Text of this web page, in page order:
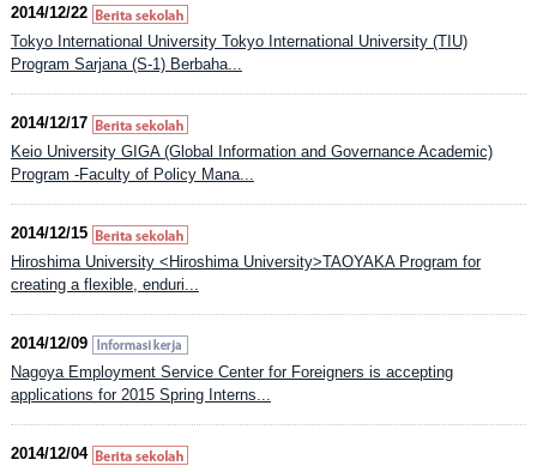
2014/12/22
Tokyo International University Tokyo International University (TIU)
Program Sarjana (S-1) Berbaha...
2014/12/17
Keio University GIGA (Global Information and Governance Academic)
Program -Faculty of Policy Mana...
2014/12/15
Hiroshima University <Hiroshima University>TAOYAKA Program for
creating a flexible, enduri...
2014/12/09
Nagoya Employment Service Center for Foreigners is accepting
applications for 2015 Spring Interns...
2014/12/04